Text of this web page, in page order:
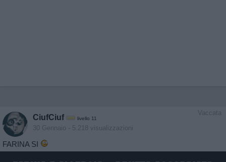
Vaccata
CiufCiuf livello 11
30 Gennaio - 5.218 visualizzazioni
FARINA SI